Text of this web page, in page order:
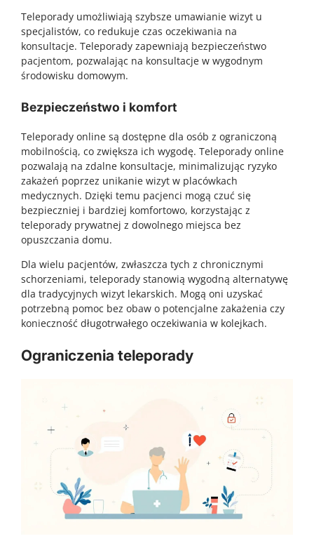
Teleporady umożliwiają szybsze umawianie wizyt u
specjalistów, co redukuje czas oczekiwania na
konsultacje. Teleporady zapewniają bezpieczeństwo
pacjentom, pozwalając na konsultacje w wygodnym
środowisku domowym.
Bezpieczeństwo i komfort
Teleporady online są dostępne dla osób z ograniczoną
mobilnością, co zwiększa ich wygodę. Teleporady online
pozwalają na zdalne konsultacje, minimalizując ryzyko
zakażeń poprzez unikanie wizyt w placówkach
medycznych. Dzięki temu pacjenci mogą czuć się
bezpieczniej i bardziej komfortowo, korzystając z
teleporady prywatnej z dowolnego miejsca bez
opuszczania domu.
Dla wielu pacjentów, zwłaszcza tych z chronicznymi
schorzeniami, teleporady stanowią wygodną alternatywę
dla tradycyjnych wizyt lekarskich. Mogą oni uzyskać
potrzebną pomoc bez obaw o potencjalne zakażenia czy
konieczność długotrwałego oczekiwania w kolejkach.
Ograniczenia teleporady